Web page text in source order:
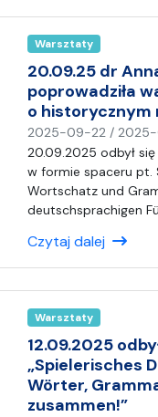
Warsztaty
20.09.25 dr
poprowadziła
o historycznym
2025-09-22 /
20.09.2025 odbył
w formie spaceru pt.
Wortschatz und
deutschsprachigen
Czytaj dalej
Warsztaty
12.09.2025
„Spielerisches
Wörter,
zusammen!”